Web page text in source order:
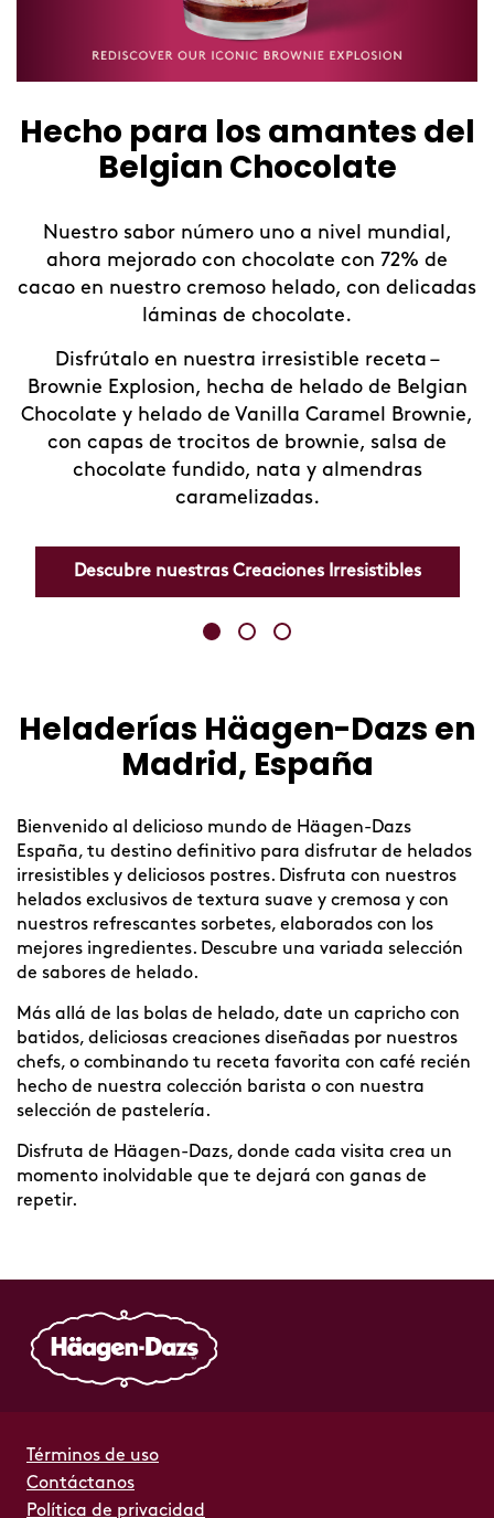
amantes del
uno a nivel mundial,
con 72% de
helado, con delicadas
irresistible receta –
de helado de Belgian
Caramel Brownie,
brownie, salsa de
nata y almendras
Irresistibles
Summer
Sorbete de
Este verano, refréscate
cafeterías Häagen-Dazs
limonadas de
combinado nuestros
crear unas bebidas
Entra y descubre tu
combatir
Descubre nuestras
Skip
Heladerías Häagen-Dazs en
Madrid, España
Bienvenido al delicioso mundo de Häagen-Dazs
España, tu destino definitivo para disfrutar de helados
irresistibles y deliciosos postres. Disfruta con nuestros
helados exclusivos de textura suave y cremosa y con
nuestros refrescantes sorbetes, elaborados con los
mejores ingredientes. Descubre una variada selección
de sabores de helado.
Más allá de las bolas de helado, date un capricho con
batidos, deliciosas creaciones diseñadas por nuestros
chefs, o combinando tu receta favorita con café recién
hecho de nuestra colección barista o con nuestra
selección de pastelería.
Disfruta de Häagen-Dazs, donde cada visita crea un
momento inolvidable que te dejará con ganas de
repetir.
Términos de uso
Contáctanos
Política de privacidad